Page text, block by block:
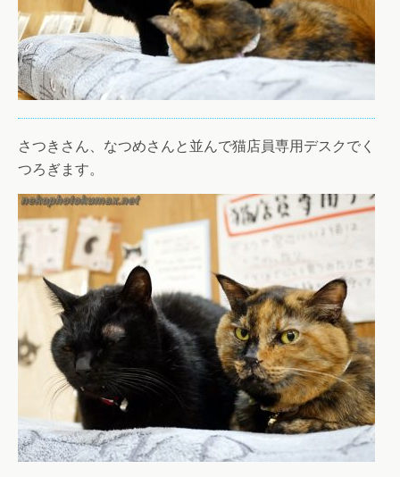
さつきさん、なつめさんと並んで猫店員専用デスクでく
つろぎます。